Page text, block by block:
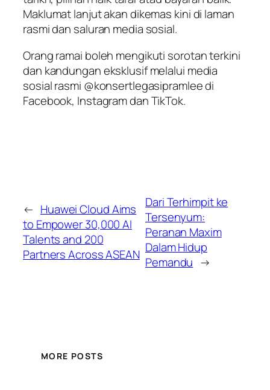
Maklumat lanjut akan dikemas kini di laman
rasmi dan saluran media sosial.
Orang ramai boleh mengikuti sorotan terkini
dan kandungan eksklusif melalui media
sosial rasmi @konsertlegasipramlee di
Facebook, Instagram dan TikTok.
← Huawei Cloud Aims
to Empower 30,000 AI
Talents and 200
Partners Across ASEAN
Dari Terhimpit ke
Tersenyum:
Peranan Maxim
Dalam Hidup
Pemandu →
MORE POSTS